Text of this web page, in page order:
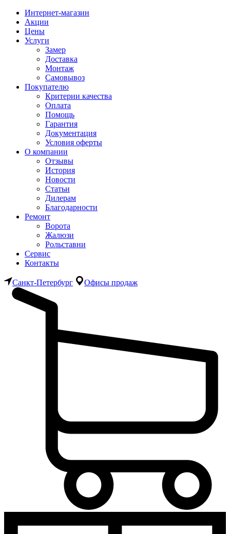
Интернет-магазин
Акции
Цены
Услуги
Замер
Доставка
Монтаж
Самовывоз
Покупателю
Критерии качества
Оплата
Помощь
Гарантия
Документация
Условия оферты
О компании
Отзывы
История
Новости
Статьи
Дилерам
Благодарности
Ремонт
Ворота
Жалюзи
Рольставни
Сервис
Контакты
Санкт-Петербург Офисы продаж